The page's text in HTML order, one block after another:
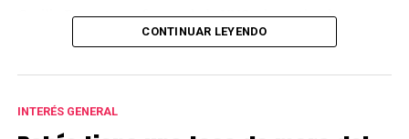
Cecilia Bouzat, profesora de la UNS e investigadora
superior del CONICET, explicó que en la investigación se
7, una molécula que interviene en la comunicación
entre neuronas e incide en la cognición, la memoria y el
CONTINUAR LEYENDO
INTERÉS GENERAL